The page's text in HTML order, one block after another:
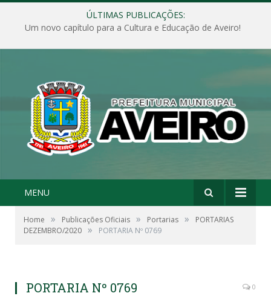
ÚLTIMAS PUBLICAÇÕES:
Um novo capítulo para a Cultura e Educação de Aveiro!
MENU
Home » Publicações Oficiais » Portarias »
PORTARIAS
DEZEMBRO/2020 » PORTARIA Nº 0769
PORTARIA Nº 0769 0